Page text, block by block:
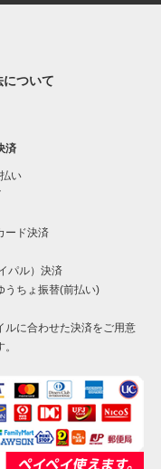
ついて
済
い
ード決済
パル）決済
うちょ振替(前払い)
ルに合わせた決済をご用意